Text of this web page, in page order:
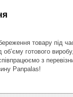
товару під
готового
з
Panpalas!